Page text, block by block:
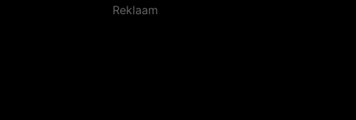
Reklaam